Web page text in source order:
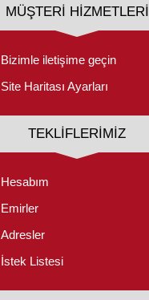
MÜŞTERI HIZMETLERI
Bizimle iletişime geçin
Site Haritası Ayarları
TEKLIFLERIMIZ
Hesabım
Emirler
Adresler
İstek Listesi